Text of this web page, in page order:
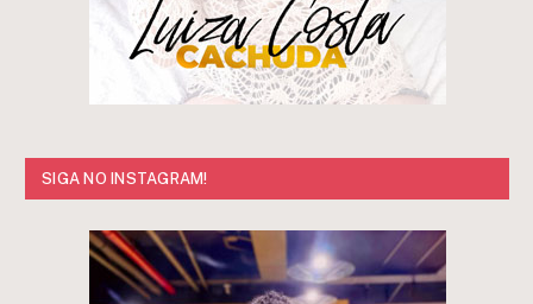
SIGA NO INSTAGRAM!